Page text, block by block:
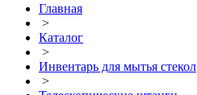
Главная
>
Каталог
>
Инвентарь для мытья стекол
>